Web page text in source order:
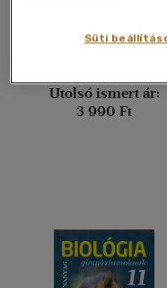
Könyv
Utolsó ismert ár:
3 990 Ft
Süti